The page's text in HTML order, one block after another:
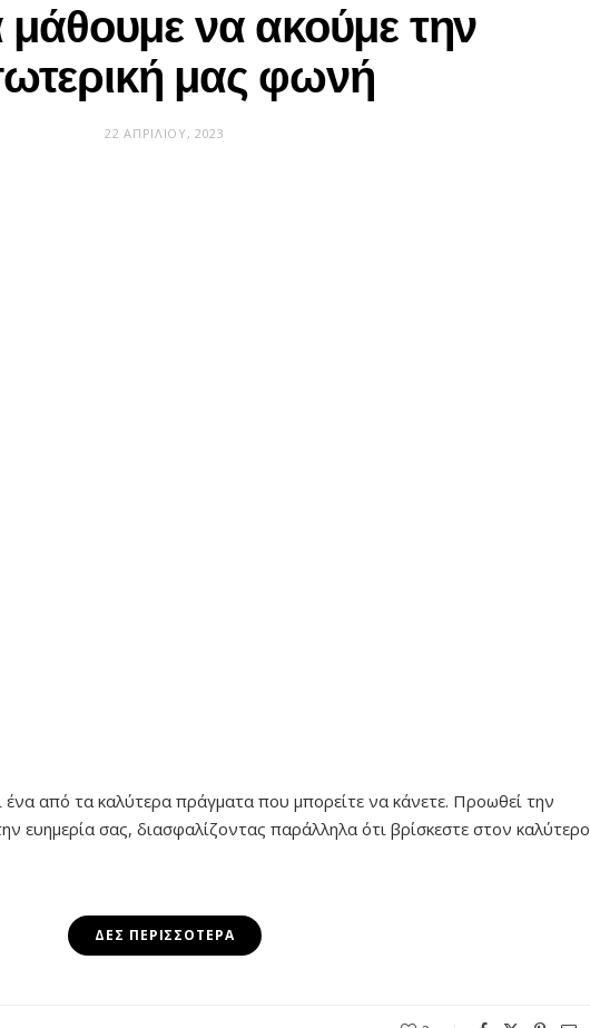
να ακούμε την
μας φωνή
22 ΑΠΡΙΛΊΟΥ, 2023
ένα από τα καλύτερα πράγματα που μπορείτε να κάνετε. Προωθεί την
ευημερία σας, διασφαλίζοντας παράλληλα ότι βρίσκεστε στον καλύτερο
ΔΕΣ ΠΕΡΙΣΣΌΤΕΡΑ